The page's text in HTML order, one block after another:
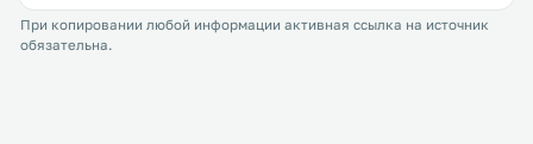
При копировании любой информации активная ссылка на источник
обязательна.